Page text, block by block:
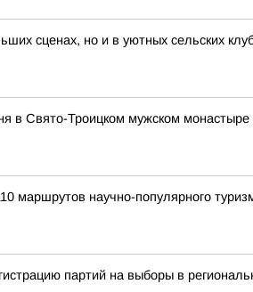
сценах, но и в уютных сельских
в Свято-Троицком мужском монастыре
маршрутов научно-популярного
партий на выборы в